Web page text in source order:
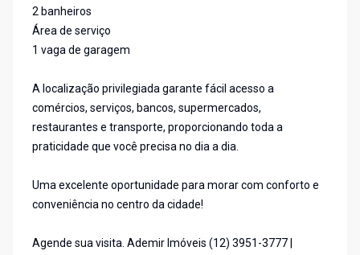
2 banheiros
Área de serviço
1 vaga de garagem
A localização privilegiada garante fácil acesso a
comércios, serviços, bancos, supermercados,
restaurantes e transporte, proporcionando toda a
praticidade que você precisa no dia a dia.
Uma excelente oportunidade para morar com conforto e
conveniência no centro da cidade!
Agende sua visita. Ademir Imóveis (12) 3951-3777 |